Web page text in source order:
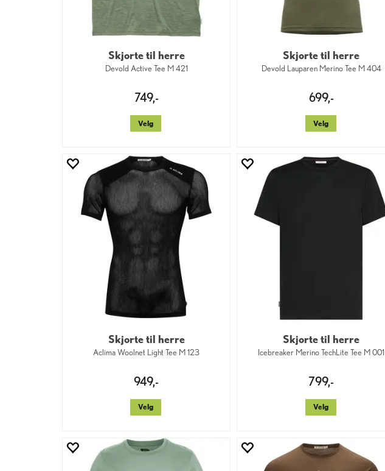
Skjorte til herre
Devold Active Tee M 421
749,-
Velg
Skjorte til herre
Devold Lauparen Merino Tee M 404
699,-
Velg
Skjorte til herre
Aclima Woolnet Light Tee M 123
949,-
Velg
Skjorte til herre
Icebreaker Merino TechLite Tee M 001
799,-
Velg